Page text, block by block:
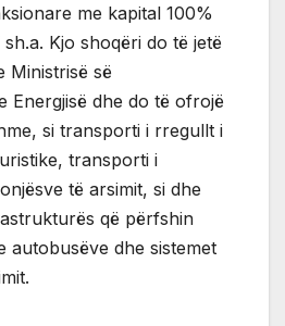
me kapital 100%
sh.a. Kjo shoqëri do të jetë
Ministrisë së
Energjisë dhe do të ofrojë
si transporti i rregullt i
transporti i
të arsimit, si dhe
që përfshin
autobusëve dhe sistemet